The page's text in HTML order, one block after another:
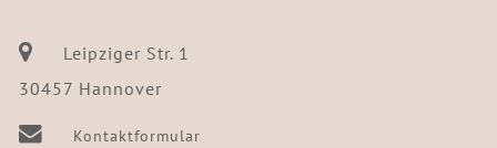
Leipziger Str. 1
30457 Hannover
Kontaktformular